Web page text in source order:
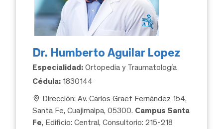
Dr. Humberto Aguilar Lopez
Especialidad: Ortopedia y Traumatología
Cédula: 1830144
Dirección: Av. Carlos Graef Fernández 154,
Santa Fe, Cuajimalpa, 05300. Campus Santa
Fe, Edificio: Central, Consultorio: 215-218